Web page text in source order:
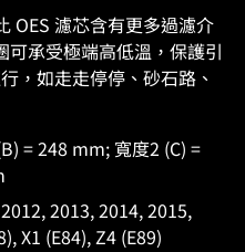
OES 濾芯含有更多過濾介
可承受極端高低溫，保護引
，如走走停停、砂石路、
= 248 mm; 寬度2 (C) =
2013, 2014, 2015,
X1 (E84), Z4 (E89)